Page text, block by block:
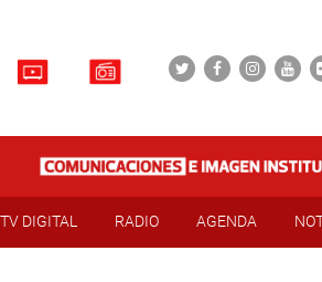
TV DIGITAL RADIO AGENDA